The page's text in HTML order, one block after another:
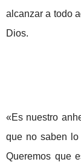
alcanzar a todo
Dios.
«Es nuestro
que no saben
Queremos que